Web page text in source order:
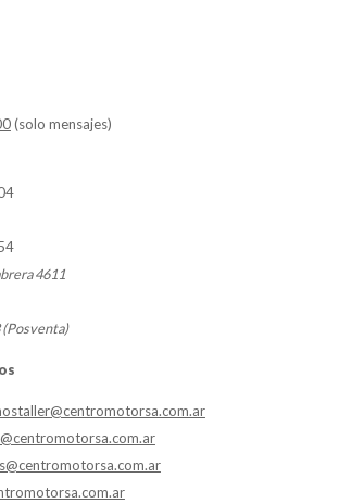
(solo mensajes)
4611
(Posventa)